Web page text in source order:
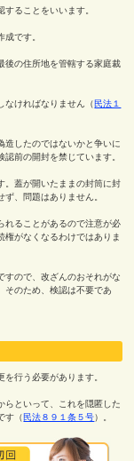
ることをいいます。
です。
後の住所地を管轄する家庭裁
なければなりません（民法１
したのではないかと争いに
前の開封を禁じています。
。蓋が開いたままの封筒に封
、問題はありません。
れることがあるので注意が必
権がなくなるわけではありま
ので、改ざんのおそれがな
そのため、検認は不要であ
行う必要があります。
といって、これを隠匿した
す（民法８９１条５号）。